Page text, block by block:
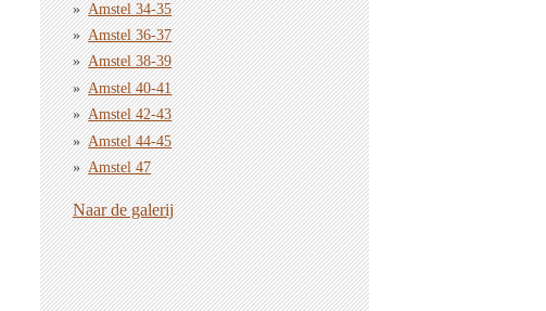
Amstel 34-35
Amstel 36-37
Amstel 38-39
Amstel 40-41
Amstel 42-43
Amstel 44-45
Amstel 47
Naar de galerij